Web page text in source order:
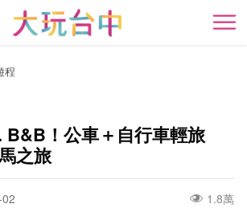
開
程
B&B！公車＋自行車輕旅
之旅
1.8萬